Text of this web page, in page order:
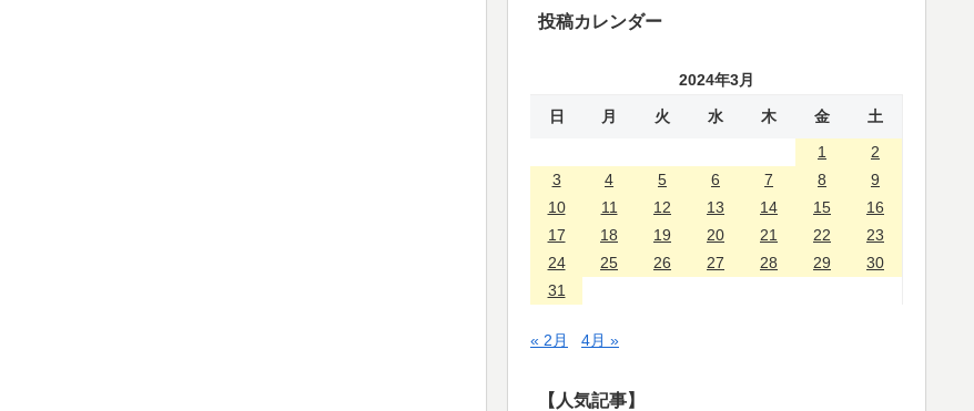
投稿カレンダー
2024年3月
日 月 火 水 木 金
土
1
2
3
4 5 6 7 8
9
10
11 12 13 14 15
16
17
18 19 20 21 22
23
24
25 26 27 28 29
30
31
« 2月 4月 »
【人気記事】